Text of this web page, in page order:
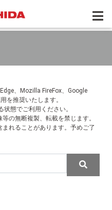
、Mozilla FireFox、Google
を推奨いたします。
態でご利用ください。
の無断複製、転載を禁じます。
れることがあります。予めご了